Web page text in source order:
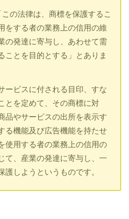
の法律は、商標を保護するこ
をする者の業務上の信用の維
の発達に寄与し、あわせて需
ことを目的とする」とありま
ービスに付される目印、すな
とを定めて、その商標に対
品やサービスの出所を表示す
る機能及び広告機能を持たせ
使用する者の業務上の信用の
て、産業の発達に寄与し、一
護しようというものです。